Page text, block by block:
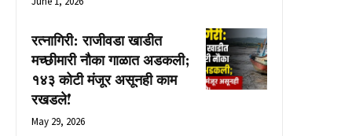
रत्नागिरी: राजीवडा खाडीत
मच्छीमारी नौका गाळात अडकली;
१४३ कोटी मंजूर असूनही काम
रखडले!
May 29, 2026